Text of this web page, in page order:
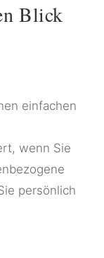
Blick
einfachen
wenn Sie
persönlich